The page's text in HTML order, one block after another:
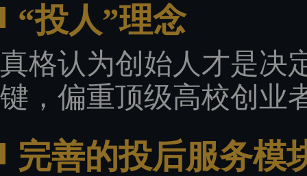
“投人”理念
真格认为创始人才是决
键，偏重顶级高校创业
完善的投后服务模